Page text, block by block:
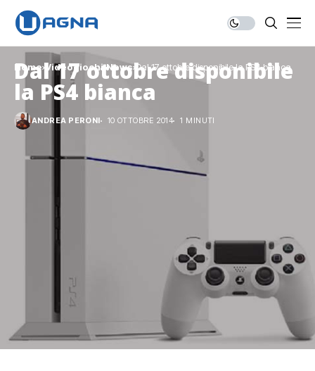
Home Videogiochi News Dal 17 ottobre disponibile la PS4 bianca
Dal 17 ottobre disponibile
la PS4 bianca
ANDREA PERONI 10 OTTOBRE 2014 1 MINUTI